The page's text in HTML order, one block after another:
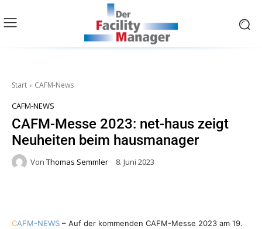
Start CAFM-News
CAFM-NEWS
CAFM-Messe 2023: net-haus zeigt
Neuheiten beim hausmanager
Von Thomas Semmler 8. Juni 2023
CAFM-NEWS – Auf der kommenden CAFM-Messe 2023 am 19.